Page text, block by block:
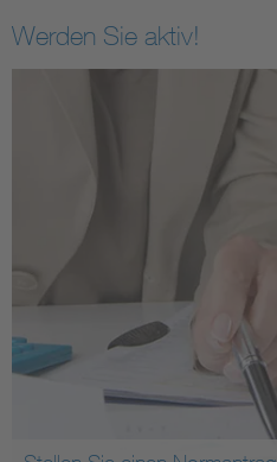
Werden Sie aktiv!